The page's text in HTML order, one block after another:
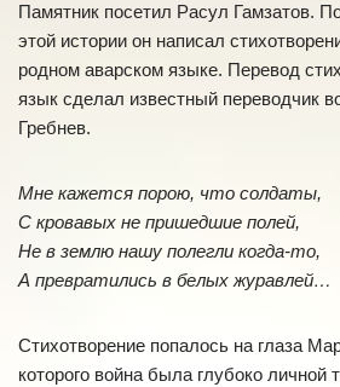
Памятник посетил Расул Гамзатов.
этой истории он написал
родном аварском языке. Перевод
язык сделал известный переводчик
Гребнев.
Мне кажется порою, что солдаты,
С кровавых не пришедшие полей,
Не в землю нашу полегли когда-то,
А превратились в белых журавлей…
Стихотворение попалось на глаза
которого война была глубоко личной